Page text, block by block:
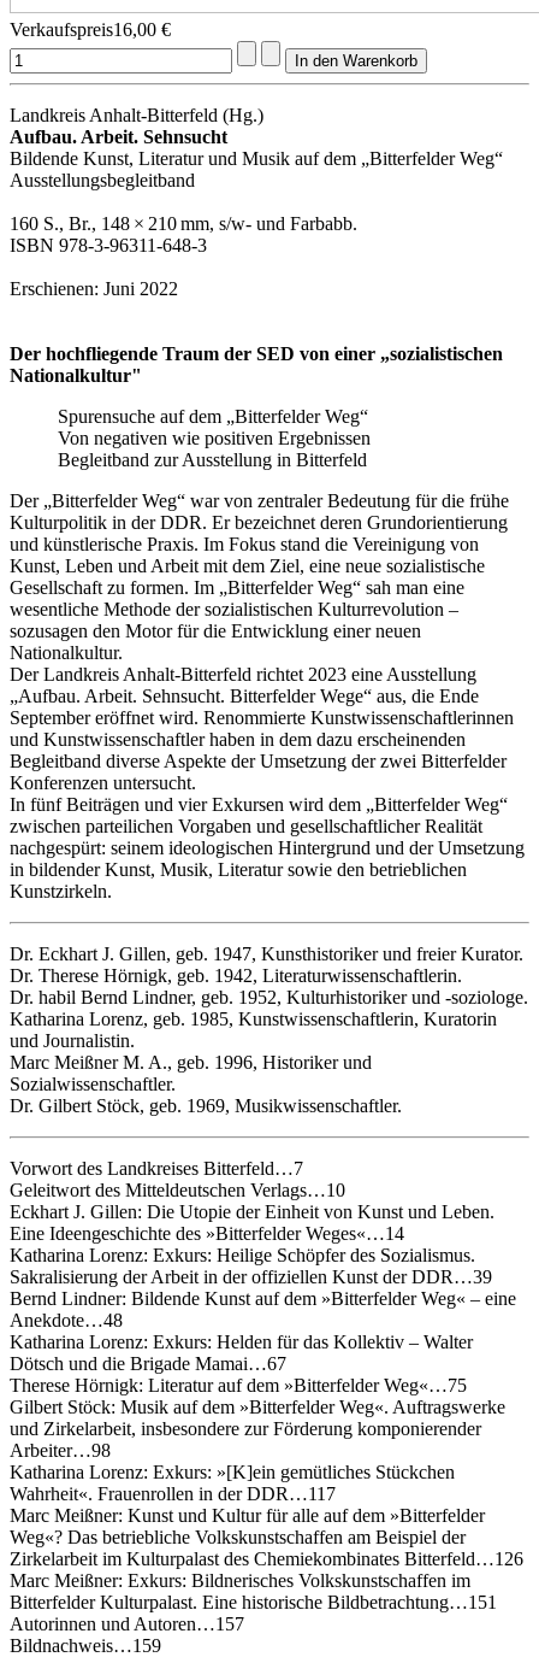
Verkaufspreis16,00 €
Landkreis Anhalt-Bitterfeld (Hg.)
Aufbau. Arbeit. Sehnsucht
Bildende Kunst, Literatur und Musik auf dem „Bitterfelder Weg“
Ausstellungsbegleitband
160 S., Br., 148 × 210 mm, s/w- und Farbabb.
ISBN 978-3-96311-648-3
Erschienen: Juni 2022
Der hochfliegende Traum der SED von einer „sozialistischen
Nationalkultur"
Spurensuche auf dem „Bitterfelder Weg“
Von negativen wie positiven Ergebnissen
Begleitband zur Ausstellung in Bitterfeld
Der „Bitterfelder Weg“ war von zentraler Bedeutung für die frühe
Kulturpolitik in der DDR. Er bezeichnet deren Grundorientierung
und künstlerische Praxis. Im Fokus stand die Vereinigung von
Kunst, Leben und Arbeit mit dem Ziel, eine neue sozialistische
Gesellschaft zu formen. Im „Bitterfelder Weg“ sah man eine
wesentliche Methode der sozialistischen Kulturrevolution –
sozusagen den Motor für die Entwicklung einer neuen
Nationalkultur.
Der Landkreis Anhalt-Bitterfeld richtet 2023 eine Ausstellung
„Aufbau. Arbeit. Sehnsucht. Bitterfelder Wege“ aus, die Ende
September eröffnet wird. Renommierte Kunstwissenschaftlerinnen
und Kunstwissenschaftler haben in dem dazu erscheinenden
Begleitband diverse Aspekte der Umsetzung der zwei Bitterfelder
Konferenzen untersucht.
In fünf Beiträgen und vier Exkursen wird dem „Bitterfelder Weg“
zwischen parteilichen Vorgaben und gesellschaftlicher Realität
nachgespürt: seinem ideologischen Hintergrund und der Umsetzung
in bildender Kunst, Musik, Literatur sowie den betrieblichen
Kunstzirkeln.
Dr. Eckhart J. Gillen, geb. 1947, Kunsthistoriker und freier Kurator.
Dr. Therese Hörnigk, geb. 1942, Literaturwissenschaftlerin.
Dr. habil Bernd Lindner, geb. 1952, Kulturhistoriker und -soziologe.
Katharina Lorenz, geb. 1985, Kunstwissenschaftlerin, Kuratorin
und Journalistin.
Marc Meißner M. A., geb. 1996, Historiker und
Sozialwissenschaftler.
Dr. Gilbert Stöck, geb. 1969, Musikwissenschaftler.
Vorwort des Landkreises Bitterfeld…7
Geleitwort des Mitteldeutschen Verlags…10
Eckhart J. Gillen: Die Utopie der Einheit von Kunst und Leben.
Eine Ideengeschichte des »Bitterfelder Weges«…14
Katharina Lorenz: Exkurs: Heilige Schöpfer des Sozialismus.
Sakralisierung der Arbeit in der offiziellen Kunst der DDR…39
Bernd Lindner: Bildende Kunst auf dem »Bitterfelder Weg« – eine
Anekdote…48
Katharina Lorenz: Exkurs: Helden für das Kollektiv – Walter
Dötsch und die Brigade Mamai…67
Therese Hörnigk: Literatur auf dem »Bitterfelder Weg«…75
Gilbert Stöck: Musik auf dem »Bitterfelder Weg«. Auftragswerke
und Zirkelarbeit, insbesondere zur Förderung komponierender
Arbeiter…98
Katharina Lorenz: Exkurs: »[K]ein gemütliches Stückchen
Wahrheit«. Frauenrollen in der DDR…117
Marc Meißner: Kunst und Kultur für alle auf dem »Bitterfelder
Weg«? Das betriebliche Volkskunstschaffen am Beispiel der
Zirkelarbeit im Kulturpalast des Chemiekombinates Bitterfeld…126
Marc Meißner: Exkurs: Bildnerisches Volkskunstschaffen im
Bitterfelder Kulturpalast. Eine historische Bildbetrachtung…151
Autorinnen und Autoren…157
Bildnachweis…159